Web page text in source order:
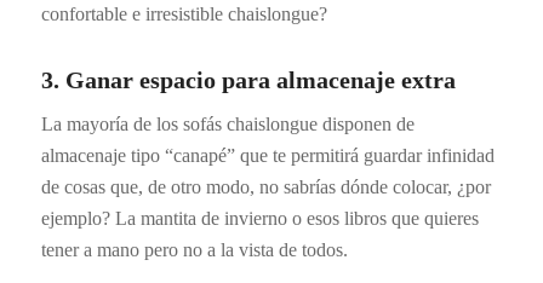
confortable e irresistible chaislongue?
3. Ganar espacio para almacenaje extra
La mayoría de los sofás chaislongue disponen de
almacenaje tipo “canapé” que te permitirá guardar infinidad
de cosas que, de otro modo, no sabrías dónde colocar, ¿por
ejemplo? La mantita de invierno o esos libros que quieres
tener a mano pero no a la vista de todos.